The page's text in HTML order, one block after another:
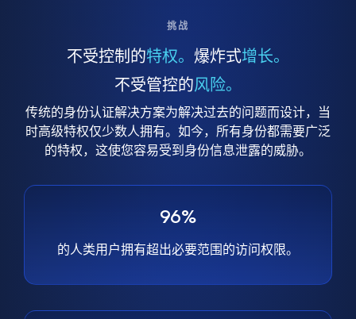
挑战
不受控制的特权。 爆炸式增长。
不受管控的风险。
传统的身份认证解决方案为解决过去的问题而设计，当
时高级特权仅少数人拥有。如今，所有身份都需要广泛
的特权，这使您容易受到身份信息泄露的威胁。
96%
的人类用户拥有超出必要范围的访问权限。